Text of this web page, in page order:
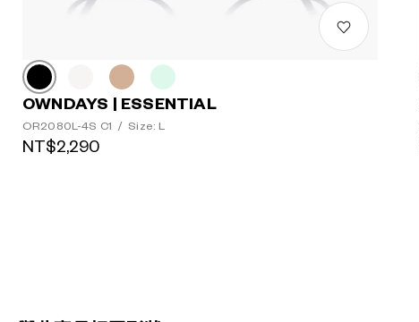
OWNDAYS | ESSENTIAL
OR2080L-4S C1 / Size: L
NT$2,290